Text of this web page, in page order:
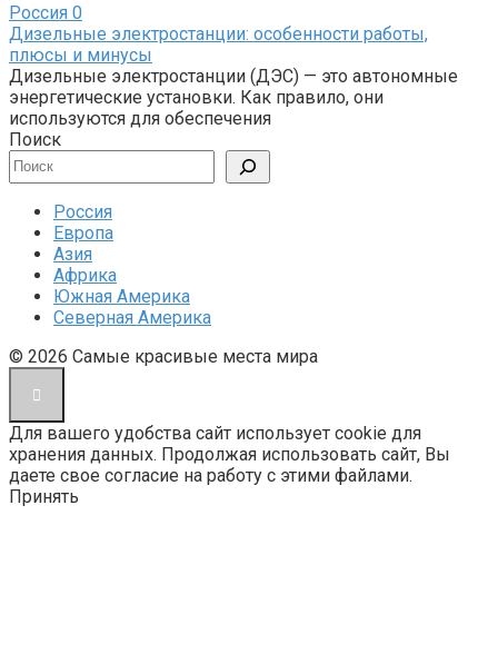
Россия 0
Дизельные электростанции: особенности работы,
плюсы и минусы
Дизельные электростанции (ДЭС) — это автономные
энергетические установки. Как правило, они
используются для обеспечения
Поиск
Россия
Европа
Азия
Африка
Южная Америка
Северная Америка
© 2026 Cамые красивые места мира
Для вашего удобства сайт использует cookie для
хранения данных. Продолжая использовать сайт, Вы
даете свое согласие на работу с этими файлами.
Принять